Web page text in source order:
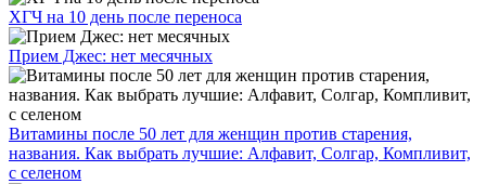
ХГЧ на 10 день после переноса
Прием Джес: нет месячных
Витамины после 50 лет для женщин против старения,
названия. Как выбрать лучшие: Алфавит, Солгар, Компливит,
с селеном